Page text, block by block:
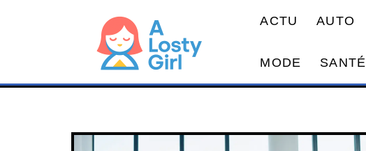
ACTU AUTO
MODE SANTÉ